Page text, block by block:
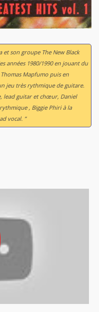
et son groupe The New Black
années 1980/1990 en jouant du
Mapfumo puis en
jeu très rythmique de guitare.
lead guitar et chœur, Daniel
, Biggie Phiri à la
vocal. ”